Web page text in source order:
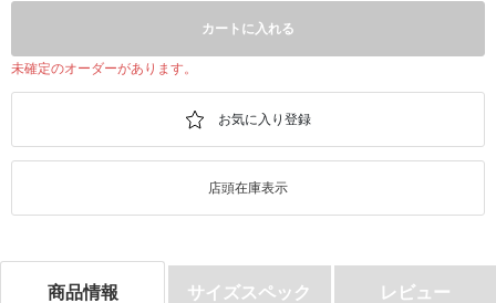
カートに入れる
未確定のオーダーがあります。
店頭在庫表示
商品情報 サイズスペック レビュー